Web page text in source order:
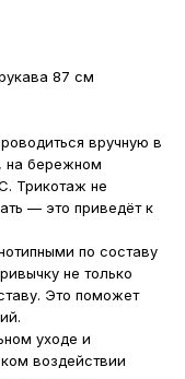
87 см
вручную в
на бережном
Трикотаж не
— это приведёт к
по составу
не только
Это поможет
уходе и
воздействии